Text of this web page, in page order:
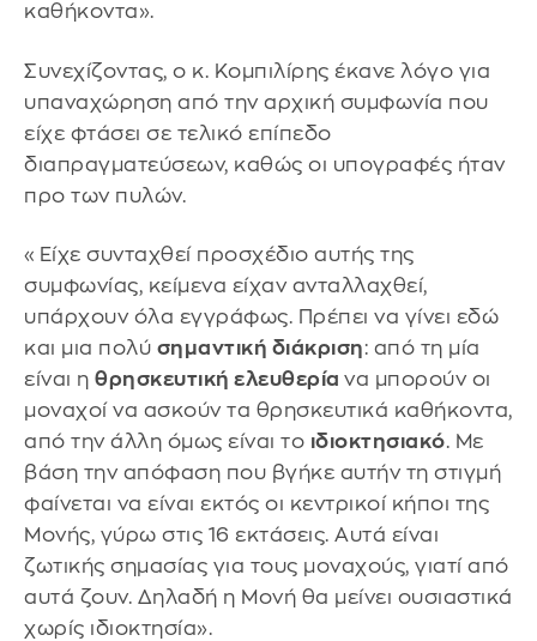
καθήκοντα».
Συνεχίζοντας, ο κ. Κομπιλίρης έκανε λόγο για
υπαναχώρηση από την αρχική συμφωνία που
είχε φτάσει σε τελικό επίπεδο
διαπραγματεύσεων, καθώς οι υπογραφές ήταν
προ των πυλών.
«Είχε συνταχθεί προσχέδιο αυτής της
συμφωνίας, κείμενα είχαν ανταλλαχθεί,
υπάρχουν όλα εγγράφως. Πρέπει να γίνει εδώ
και μια πολύ σημαντική διάκριση: από τη μία
είναι η θρησκευτική ελευθερία να μπορούν οι
μοναχοί να ασκούν τα θρησκευτικά καθήκοντα,
από την άλλη όμως είναι το ιδιοκτησιακό. Με
βάση την απόφαση που βγήκε αυτήν τη στιγμή
φαίνεται να είναι εκτός οι κεντρικοί κήποι της
Μονής, γύρω στις 16 εκτάσεις. Αυτά είναι
ζωτικής σημασίας για τους μοναχούς, γιατί από
αυτά ζουν. Δηλαδή η Μονή θα μείνει ουσιαστικά
χωρίς ιδιοκτησία».